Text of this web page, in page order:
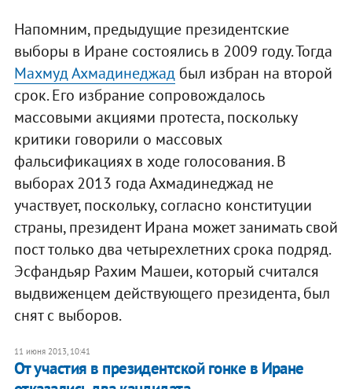
Напомним, предыдущие президентские
выборы в Иране состоялись в 2009 году. Тогда
Махмуд Ахмадинеджадбыл избран на второй
срок. Его избрание сопровождалось
массовыми акциями протеста, поскольку
критики говорили о массовых
фальсификациях в ходе голосования. В
выборах 2013 года Ахмадинеджад не
участвует, поскольку, согласно конституции
страны, президент Ирана может занимать свой
пост только два четырехлетних срока подряд.
Эсфандьяр Рахим Машеи, который считался
выдвиженцем действующего президента, был
снят с выборов.
11 июня 2013, 10:41
От участия в президентской гонке в Иране